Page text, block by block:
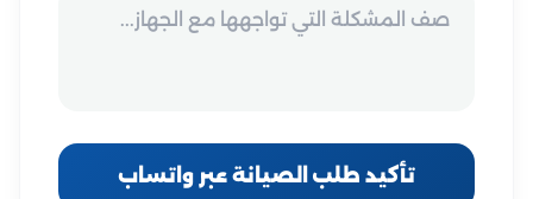
تأكيد طلب الصيانة عبر واتساب